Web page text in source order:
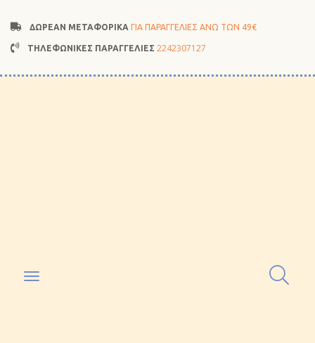
ΔΩΡΕΑΝ ΜΕΤΑΦΟΡΙΚΑ ΓΙΑ ΠΑΡΑΓΓΕΛΙΕΣ ΑΝΩ ΤΩΝ 49€
ΤΗΛΕΦΩΝΙΚΕΣ ΠΑΡΑΓΓΕΛΙΕΣ 2242307127
Toggle